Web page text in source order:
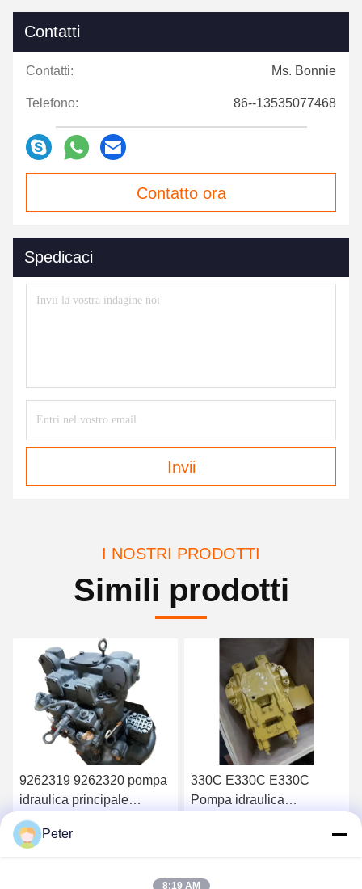
Contatti
Contatti: Ms. Bonnie
Telefono: 86--13535077468
Contatto ora
Spedicaci
Invii
I NOSTRI PRODOTTI
Simili prodotti
9262319 9262320 pompa
idraulica principale
HPV118 ZX200-3 ZX230
ZX250 ZX270
HPV118HW-23B
Ottenga il migliore prezzo
330C E330C E330C
Pompa idraulica
apparecchiatura di pompa
per escavatori 10R-1551
1932703 193-2703
Peter
8:19 AM